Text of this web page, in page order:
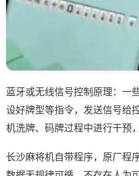
蓝牙或无线信号控制原理：一
设好牌型等指令，发送信号给
机洗牌、码牌过程中进行干预
长沙麻将机自带程序，原厂程